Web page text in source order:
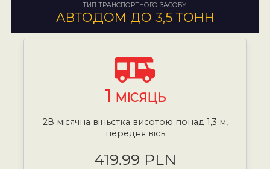
ТИП ТРАНСПОРТНОГО ЗАСОБУ:
АВТОДОМ ДО 3,5 ТОНН
1 МІСЯЦЬ
2В місячна віньєтка висотою понад 1,3 м,
передня вісь
419.99 PLN